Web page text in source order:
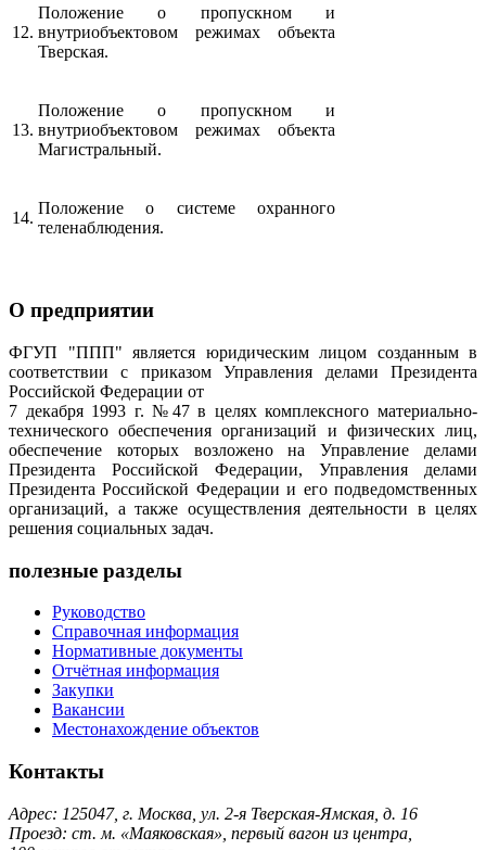
12.
Положение о пропускном и
внутриобъектовом режимах объекта
Тверская.
13.
Положение о пропускном и
внутриобъектовом режимах объекта
Магистральный.
14.
Положение о системе охранного
теленаблюдения.
О предприятии
ФГУП "ППП" является юридическим лицом созданным в
соответствии с приказом Управления делами Президента
Российской Федерации от
7 декабря 1993 г. №47 в целях комплексного материально-
технического обеспечения организаций и физических лиц,
обеспечение которых возложено на Управление делами
Президента Российской Федерации, Управления делами
Президента Российской Федерации и его подведомственных
организаций, а также осуществления деятельности в целях
решения социальных задач.
полезные разделы
Руководство
Справочная информация
Нормативные документы
Отчётная информация
Закупки
Вакансии
Местонахождение объектов
Контакты
Адрес: 125047, г. Москва, ул. 2-я Тверская-Ямская, д. 16
Проезд: ст. м. «Маяковская», первый вагон из центра,